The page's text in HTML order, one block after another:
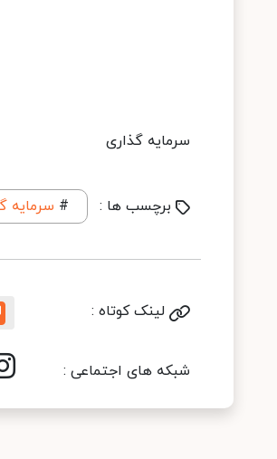
سرمایه گذاری
برچسب ها : # سرمایه
لینک کوتاه :
شبکه های اجتماعی :